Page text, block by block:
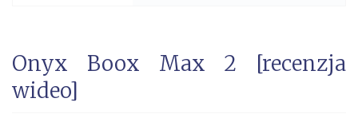
Onyx Boox Max 2 [recenzja
wideo]